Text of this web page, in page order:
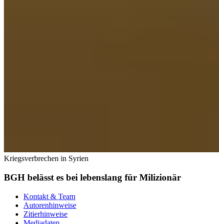
Kriegsverbrechen in Syrien
BGH belässt es bei lebenslang für Milizionär
Kontakt & Team
Autorenhinweise
Zitierhinweise